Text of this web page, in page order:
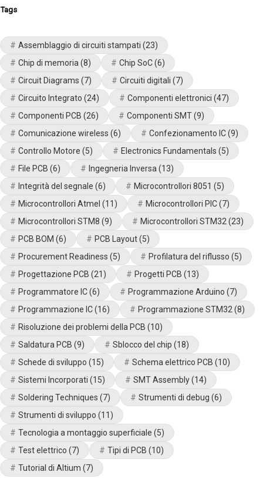
Tags
Assemblaggio di circuiti stampati (23)
Chip di memoria (8) Chip SoC(6)
Circuit Diagrams (7) Circuiti digitali (7)
Circuito Integrato (24) Componenti elettronici (47)
Componenti PCB (26) Componenti SMT(9)
Comunicazione wireless (6) Confezionamento IC(9)
Controllo Motore (5) Electronics Fundamentals (5)
File PCB (6) Ingegneria Inversa (13)
Integrità del segnale (6) Microcontrollori 8051 (5)
Microcontrollori Atmel (11) Microcontrollori PIC(7)
Microcontrollori STM8 (9) Microcontrollori STM32 (23)
PCB BOM (6) PCB Layout(5)
Procurement Readiness (5) Profilatura del riflusso (5)
Progettazione PCB (21) Progetti PCB (13)
Programmatore IC(6) Programmazione Arduino (7)
Programmazione IC(16) Programmazione STM32 (8)
Risoluzione dei problemi della PCB (10)
Saldatura PCB (9) Sblocco del chip (18)
Schede di sviluppo (15) Schema elettrico PCB (10)
Sistemi Incorporati (15) SMT Assembly(14)
Soldering Techniques (7) Strumenti di debug (6)
Strumenti di sviluppo (11)
Tecnologia a montaggio superficiale (5)
Test elettrico (7) Tipi di PCB (10)
Tutorial di Altium (7)